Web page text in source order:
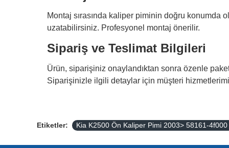
Montaj sırasında kaliper piminin doğru konumda
uzatabilirsiniz. Profesyonel montaj önerilir.
Sipariş ve Teslimat Bilgileri
Ürün, siparişiniz onaylandıktan sonra özenle
Siparişinizle ilgili detaylar için müşteri
Etiketler: Kia K2500 Ön Kaliper Pimi 2003> 58161-